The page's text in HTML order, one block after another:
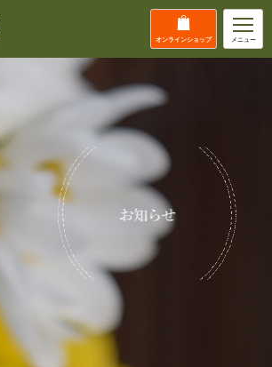
オンラインショップ メニュー